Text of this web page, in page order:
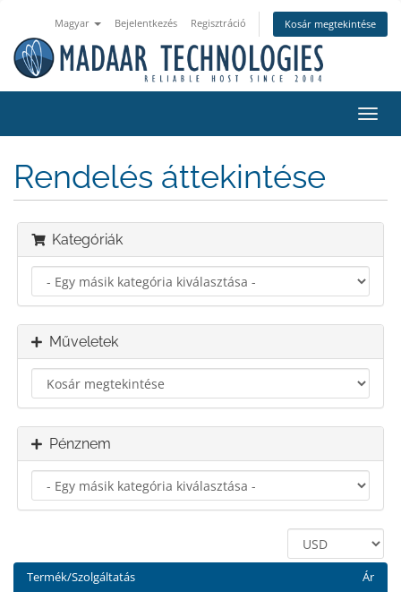
Magyar Bejelentkezés Regisztráció Kosár megtekintése
a
Rendelés áttekintése
Kategóriák
Műveletek
Pénznem
Termék/Szolgáltatás Ár